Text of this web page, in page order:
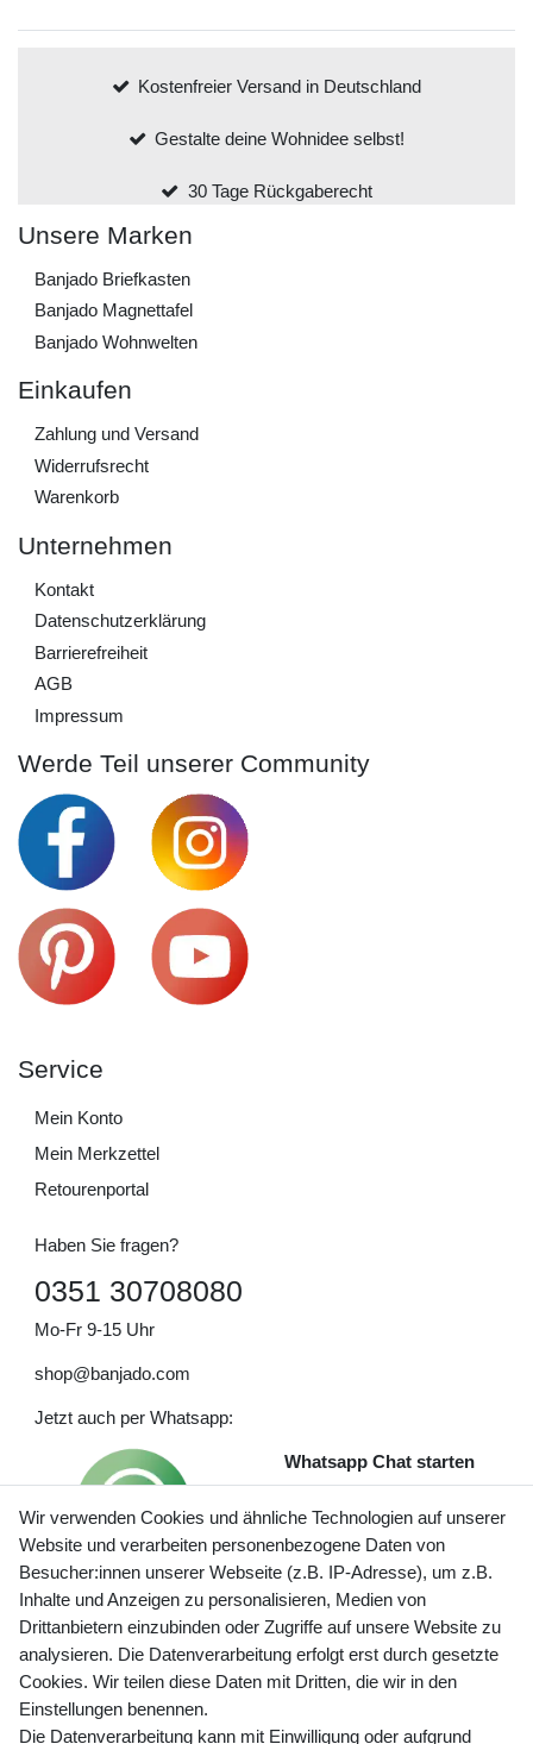
Kostenfreier Versand in Deutschland
Gestalte deine Wohnidee selbst!
30 Tage Rückgaberecht
Unsere Marken
Banjado Briefkasten
Banjado Magnettafel
Banjado Wohnwelten
Einkaufen
Zahlung und Versand
Widerrufs­recht
Warenkorb
Unternehmen
Kontakt
Daten­schutz­erklärung
Barrierefreiheit
AGB
Impressum
Werde Teil unserer Community
Service
Mein Konto
Mein Merkzettel
Retourenportal
Haben Sie fragen?
0351 30708080
Mo-Fr 9-15 Uhr
shop@banjado.com
Jetzt auch per Whatsapp:
Whatsapp Chat starten
Preisangaben inkl. gesetzl. MwSt. und zzgl. Service- und
Versandkosten
Wir verwenden Cookies und ähnliche Technologien auf unserer
Website und verarbeiten personenbezogene Daten von
Besucher:innen unserer Webseite (z.B. IP-Adresse), um z.B.
Inhalte und Anzeigen zu personalisieren, Medien von
Drittanbietern einzubinden oder Zugriffe auf unsere Website zu
analysieren. Die Datenverarbeitung erfolgt erst durch gesetzte
Cookies. Wir teilen diese Daten mit Dritten, die wir in den
Einstellungen benennen.
Die Datenverarbeitung kann mit Einwilligung oder aufgrund